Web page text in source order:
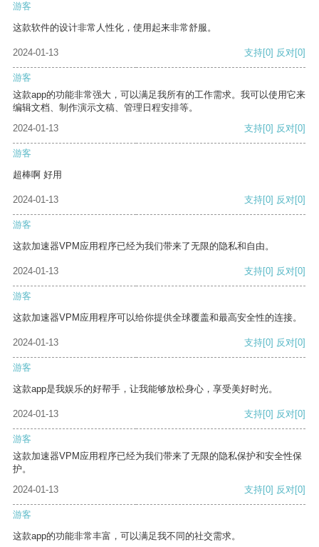
游客
这款软件的设计非常人性化，使用起来非常舒服。
2024-01-13 支持[0] 反对[0]
游客
这款app的功能非常强大，可以满足我所有的工作需求。我可以使用它来
编辑文档、制作演示文稿、管理日程安排等。
2024-01-13
支持[0] 反对[0]
游客
超棒啊 好用
2024-01-13 支持[0] 反对[0]
游客
这款加速器VPM应用程序已经为我们带来了无限的隐私和自由。
2024-01-13 支持[0] 反对[0]
游客
这款加速器VPM应用程序可以给你提供全球覆盖和最高安全性的连接。
2024-01-13 支持[0] 反对[0]
游客
这款app是我娱乐的好帮手，让我能够放松身心，享受美好时光。
2024-01-13 支持[0] 反对[0]
游客
这款加速器VPM应用程序已经为我们带来了无限的隐私保护和安全性保
护。
2024-01-13
支持[0] 反对[0]
游客
这款app的功能非常丰富，可以满足我不同的社交需求。